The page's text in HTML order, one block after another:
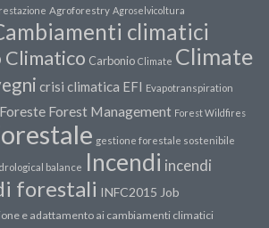
Agroforestry Agroselvicoltura
climatici
Climatico Carbonio Climate Climate
crisi climatica EFI Evapotranspiration
Foreste Forest Management Forest Wildfires
gestione forestale sostenibile
balance Incendi incendi
forestali INFC2015 Job
e adattamento ai cambiamenti climatici